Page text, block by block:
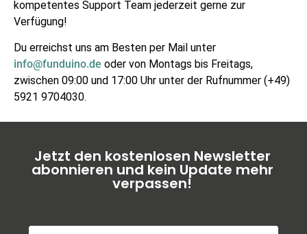
kompetentes Support Team jederzeit gerne zur
Verfügung!
Du erreichst uns am Besten per Mail unter
info@funduino.de oder von Montags bis Freitags,
zwischen 09:00 und 17:00 Uhr unter der Rufnummer (+49)
5921 9704030.
Jetzt den kostenlosen Newsletter
abonnieren und kein Update mehr
verpassen!